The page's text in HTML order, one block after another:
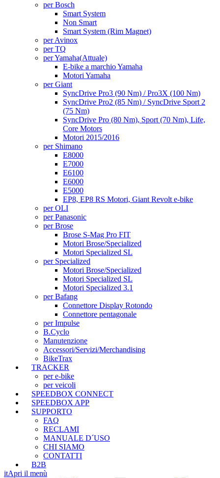
per Bosch
Smart System
Non Smart
Smart System (Rim Magnet)
per Avinox
per TQ
per Yamaha(Attuale)
E-bike a marchio Yamaha
Motori Yamaha
per Giant
SyncDrive Pro3 (90 Nm) / Pro3X (100 Nm)
SyncDrive Pro2 (85 Nm) / SyncDrive Sport 2
(75 Nm)
SyncDrive Pro (80 Nm), Sport (70 Nm), Life,
Core Motors
Motori 2015/2016
per Shimano
E8000
E7000
E6100
E6000
E5000
EP8, EP8 RS Motori, Giant Revolt e-bike
per OLI
per Panasonic
per Brose
Brose S-Mag Pro FIT
Motori Brose/Specialized
Motori Specialized SL
per Specialized
Motori Brose/Specialized
Motori Specialized SL
Motori Specialized 3.1
per Bafang
Connettore Display Rotondo
Connettore pentagonale
per Impulse
B.Cyclo
Manutenzione
Accessori/Servizi/Merchandising
BikeTrax
TRACKER
per e-bike
per veicoli
SPEEDBOX CONNECT
SPEEDBOX APP
SUPPORTO
FAQ
RECLAMI
MANUALE D´USO
CHI SIAMO
CONTATTI
B2B
itApri il menù